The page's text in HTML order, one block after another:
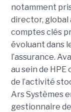
notamment
director, global
comptes clés
évoluant dans
l’assurance.
au sein de HPE
de l’activité
Ars Systèmes
gestionnaire